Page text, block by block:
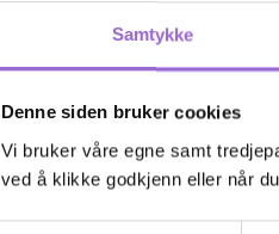
Samtykke
Denne siden bruker cookies
Vi bruker våre egne samt
ved å klikke godkjenn eller når